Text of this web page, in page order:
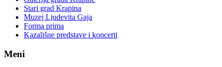
Stari grad Krapina
Muzej Ljudevita Gaja
Forma prima
Kazališne predstave i koncerti
Meni